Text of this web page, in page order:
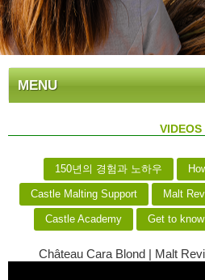
MENU
VIDEOS
150년의 경험과 노하우
Castle Malting Support Malt
Castle Academy Get to know
Château Cara Blond | Malt